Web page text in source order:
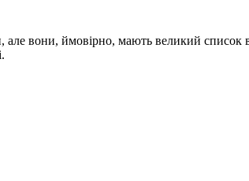
але вони, ймовірно, мають великий